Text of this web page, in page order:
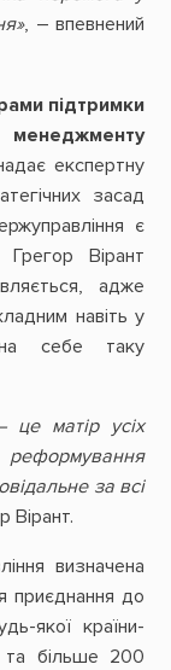
, – впевнений
підтримки
експертну
засад
є
Вірант
адже
навіть у
себе таку
це матір усіх
за всі
Вірант.
визначена
приєднання до
якої країни-
та більше 200